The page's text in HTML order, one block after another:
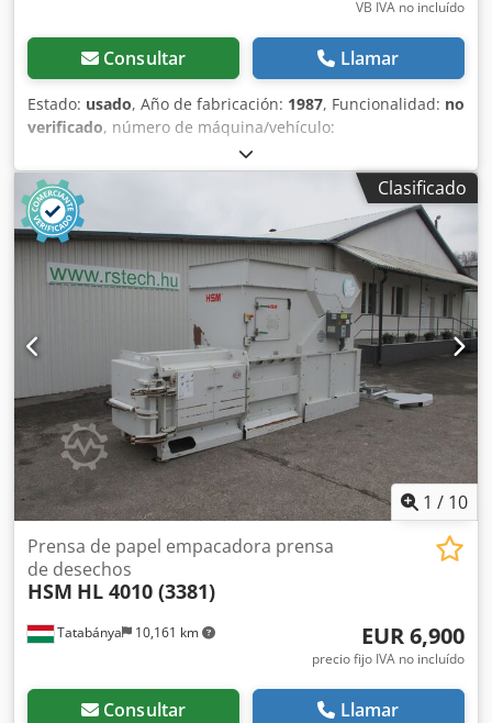
VB IVA no incluído
Consultar Llamar
Estado: usado, Año de fabricación: 1987, Funcionalidad: no
verificado, número de máquina/vehículo:
, fuerza de prensado:
12 Gigant está en su elemento allí donde deben prensarse
grandes volúmenes de cartón, láminas de plástico u otros
materiales. Gracias a la abertura de carga
extremadamente grande, el equipo se puede cargar de
manera fácil y cómoda. El resultado son balas compactas
que son fáciles de transportar. Y si la prensa se necesita
urgentemente en otra área de la empresa, no hay
problema: gracias a sus 4 ruedas, se puede utilizar en
cualquier momento y lugar. Dodpfx Acjw Az E Tjcekr
Clasificado
1 / 10
Tatabánya 10,161 km
Prensa de papel empacadora prensa
de desechos
HSM HL 4010 (3381)
EUR 6,900
precio fijo IVA no incluído
Consultar Llamar